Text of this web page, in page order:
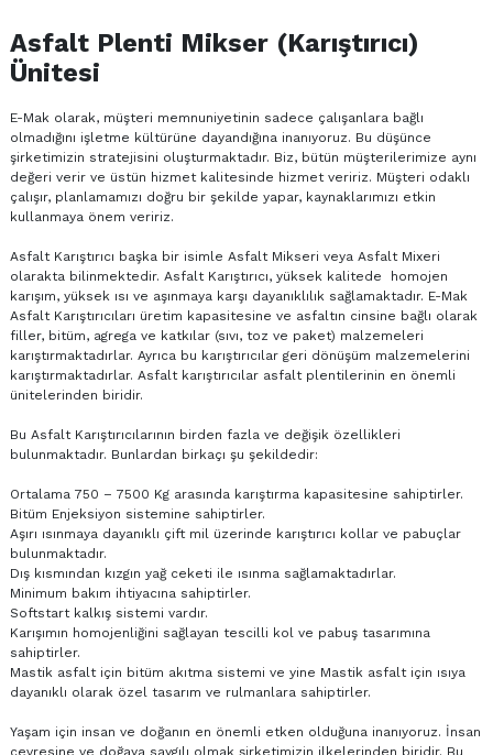
Asfalt Plenti Mikser (Karıştırıcı)
Ünitesi
E-Mak olarak, müşteri memnuniyetinin sadece çalışanlara bağlı
olmadığını işletme kültürüne dayandığına inanıyoruz. Bu düşünce
şirketimizin stratejisini oluşturmaktadır. Biz, bütün müşterilerimize aynı
değeri verir ve üstün hizmet kalitesinde hizmet veririz. Müşteri odaklı
çalışır, planlamamızı doğru bir şekilde yapar, kaynaklarımızı etkin
kullanmaya önem veririz.
Asfalt Karıştırıcı başka bir isimle Asfalt Mikseri veya Asfalt Mixeri
olarakta bilinmektedir. Asfalt Karıştırıcı, yüksek kalitede homojen
karışım, yüksek ısı ve aşınmaya karşı dayanıklılık sağlamaktadır. E-Mak
Asfalt Karıştırıcıları üretim kapasitesine ve asfaltın cinsine bağlı olarak
filler, bitüm, agrega ve katkılar (sıvı, toz ve paket) malzemeleri
karıştırmaktadırlar. Ayrıca bu karıştırıcılar geri dönüşüm malzemelerini
karıştırmaktadırlar. Asfalt karıştırıcılar asfalt plentilerinin en önemli
ünitelerinden biridir.
Bu Asfalt Karıştırıcılarının birden fazla ve değişik özellikleri
bulunmaktadır. Bunlardan birkaçı şu şekildedir:
Ortalama 750 – 7500 Kg arasında karıştırma kapasitesine sahiptirler.
Bitüm Enjeksiyon sistemine sahiptirler.
Aşırı ısınmaya dayanıklı çift mil üzerinde karıştırıcı kollar ve pabuçlar
bulunmaktadır.
Dış kısmından kızgın yağ ceketi ile ısınma sağlamaktadırlar.
Minimum bakım ihtiyacına sahiptirler.
Softstart kalkış sistemi vardır.
Karışımın homojenliğini sağlayan tescilli kol ve pabuş tasarımına
sahiptirler.
Mastik asfalt için bitüm akıtma sistemi ve yine Mastik asfalt için ısıya
dayanıklı olarak özel tasarım ve rulmanlara sahiptirler.
Yaşam için insan ve doğanın en önemli etken olduğuna inanıyoruz. İnsan
çevresine ve doğaya saygılı olmak şirketimizin ilkelerinden biridir. Bu